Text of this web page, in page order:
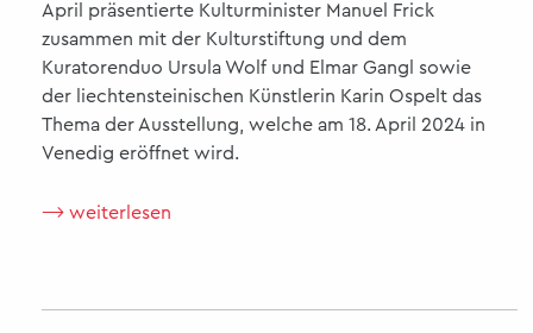
April präsentierte Kulturminister Manuel Frick
zusammen mit der Kulturstiftung und dem
Kuratorenduo Ursula Wolf und Elmar Gangl sowie
der liechtensteinischen Künstlerin Karin Ospelt das
Thema der Ausstellung, welche am 18. April 2024 in
Venedig eröffnet wird.
⟶ weiterlesen